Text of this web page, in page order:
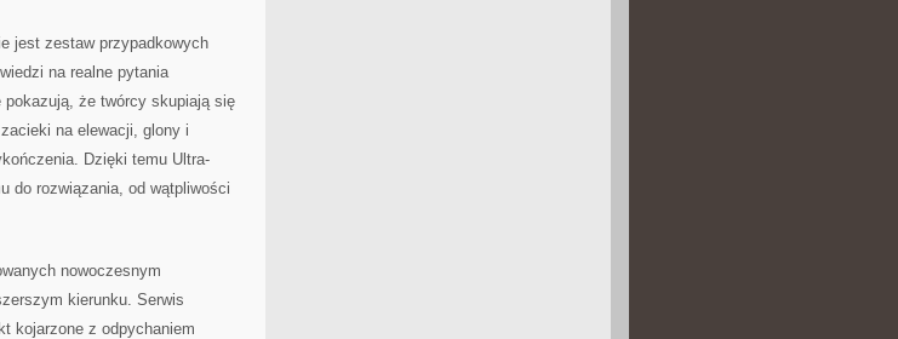
jest zestaw przypadkowych
na realne pytania
pokazują, że twórcy skupiają się
na elewacji, glony i
Dzięki temu Ultra-
do rozwiązania, od wątpliwości
nowoczesnym
kierunku. Serwis
kojarzone z odpychaniem